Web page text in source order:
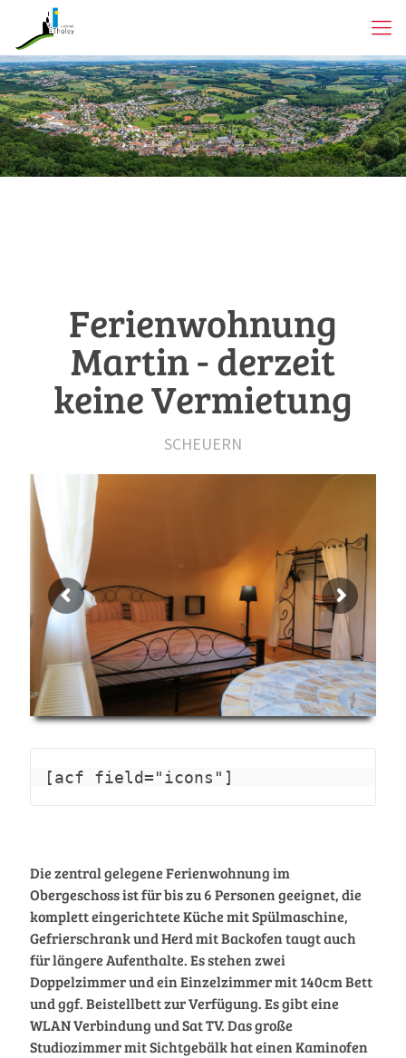
Ferienwohnung
Martin - derzeit
keine Vermietung
SCHEUERN
Die zentral gelegene Ferienwohnung im
Obergeschoss ist für bis zu 6 Personen geeignet, die
komplett eingerichtete Küche mit Spülmaschine,
Gefrierschrank und Herd mit Backofen taugt auch
für längere Aufenthalte. Es stehen zwei
Doppelzimmer und ein Einzelzimmer mit 140cm Bett
und ggf. Beistellbett zur Verfügung. Es gibt eine
WLAN Verbindung und Sat TV. Das große
Studiozimmer mit Sichtgebälk hat einen Kaminofen